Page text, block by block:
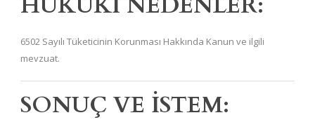
6502 Sayılı Tüketicinin Korunması Hakkında Kanun ve ilgili
mevzuat.
SONUÇ VE İSTEM: